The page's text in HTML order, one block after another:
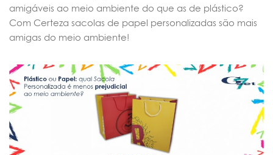
amigáveis ao meio ambiente do que as de plástico?
Com Certeza sacolas de papel personalizadas são mais
amigas do meio ambiente!